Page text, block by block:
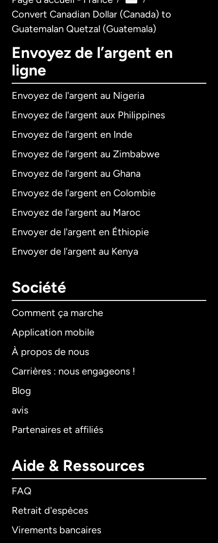
Convert Canadian Dollar (Canada) to
Guatemalan Quetzal (Guatemala)
Envoyez de l’argent en
ligne
Envoyez de l'argent au Nigeria
Envoyez de l'argent aux Philippines
Envoyez de l'argent en Inde
Envoyez de l'argent au Zimbabwe
Envoyez de l'argent au Ghana
Envoyez de l'argent en Colombie
Envoyez de l'argent au Maroc
Envoyer de l'argent en Éthiopie
Envoyer de l'argent au Kenya
Société
Comment ça marche
Application mobile
À propos de nous
Carrières : nous engageons !
Blog
avis
Partenaires et affiliés
Aide & Ressources
FAQ
Retrait d'espèces
Virements bancaires